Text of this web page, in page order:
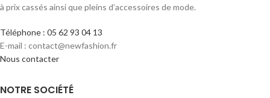
à prix cassés ainsi que pleins d’accessoires de mode.
Téléphone : 05 62 93 04 13
E-mail : contact@newfashion.fr
Nous contacter
NOTRE SOCIÉTÉ